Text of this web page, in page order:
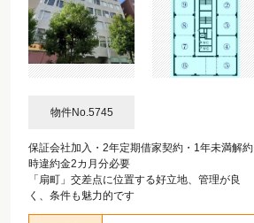
物件No.5745
保証会社加入・2年定期借家契約・1年未満解約
時違約金2カ月分必要
「扇町」交差点に位置する好立地、管理が良
く、条件も魅力的です